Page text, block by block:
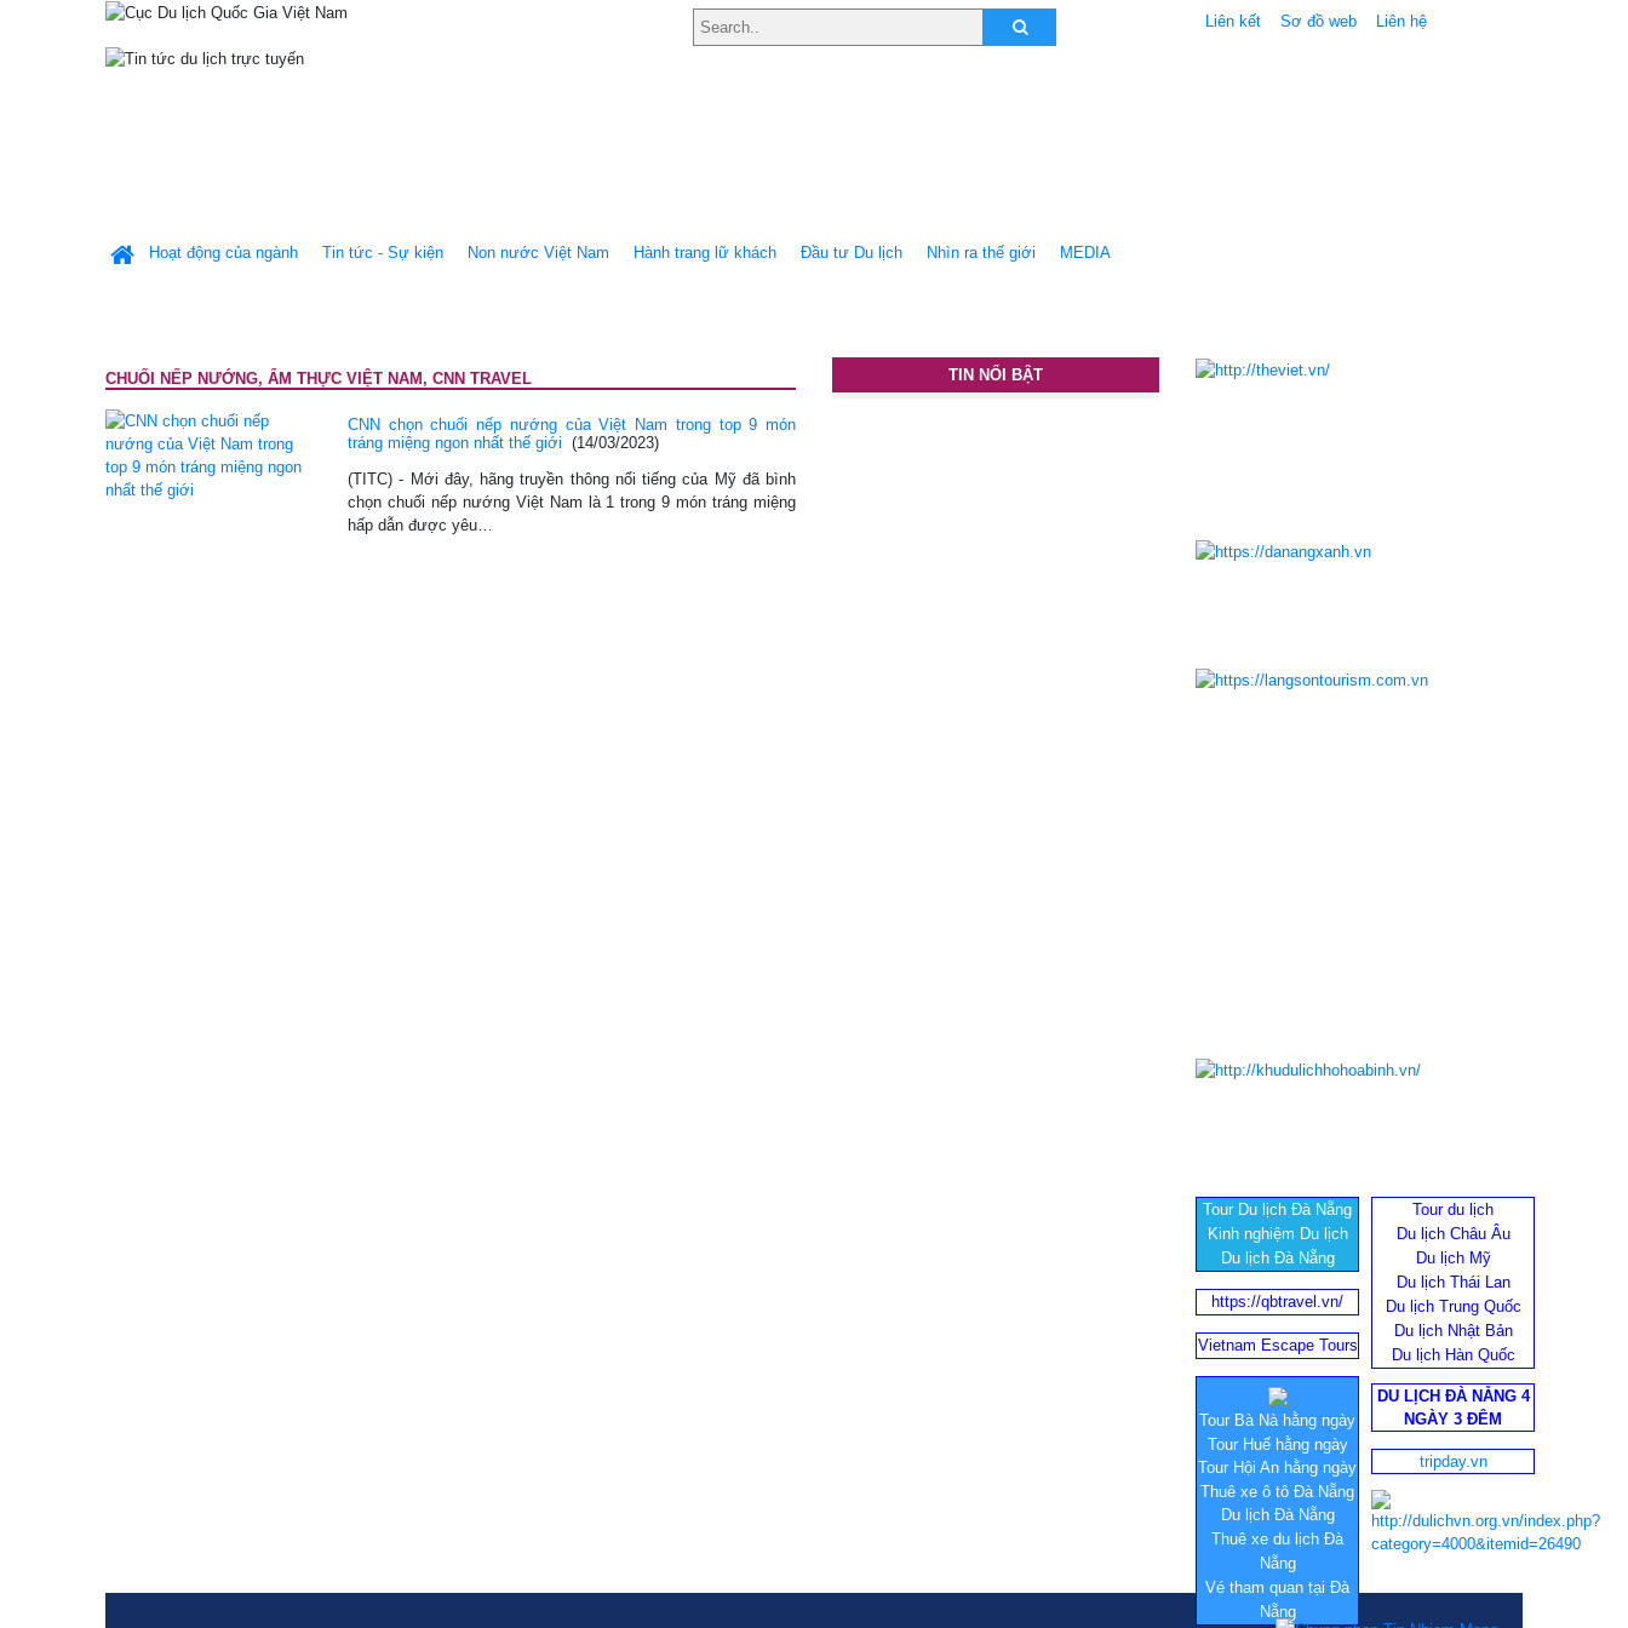
Liên kết Sơ đồ web Liên hệ
Hoạt động của ngành Tin tức - Sự kiện Non nước Việt Nam Hành trang lữ khách Ðầu tư Du lịch Nhìn ra thế giới MEDIA
CHUỐI NẾP NƯỚNG, ẨM THỰC VIỆT NAM, CNN TRAVEL
CNN chọn chuối nếp nướng của Việt Nam trong top 9 món
tráng miệng ngon nhất thế giới (14/03/2023)
(TITC) - Mới đây, hãng truyền thông nổi tiếng của Mỹ đã bình
chọn chuối nếp nướng Việt Nam là 1 trong 9 món tráng miệng
hấp dẫn được yêu…
TIN NỔI BẬT
Tour Du lịch Đà Nẵng
Kinh nghiệm Du lịch
Du lịch Đà Nẵng
Tour du lịch
Du lịch Châu Âu
Du lịch Mỹ
Du lịch Thái Lan
Du lịch Trung Quốc
Du lịch Nhật Bản
Du lịch Hàn Quốc
https://qbtravel.vn/
Vietnam Escape Tours
Tour Bà Nà hằng ngày
Tour Huế hằng ngày
Tour Hội An hằng ngày
Thuê xe ô tô Đà Nẵng
Du lịch Đà Nẵng
Thuê xe du lịch Đà
Nẵng
Vé tham quan tại Đà
Nẵng
DU LỊCH ĐÀ NẴNG 4
NGÀY 3 ĐÊM
tripday.vn